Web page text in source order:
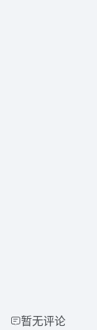
暂无评论